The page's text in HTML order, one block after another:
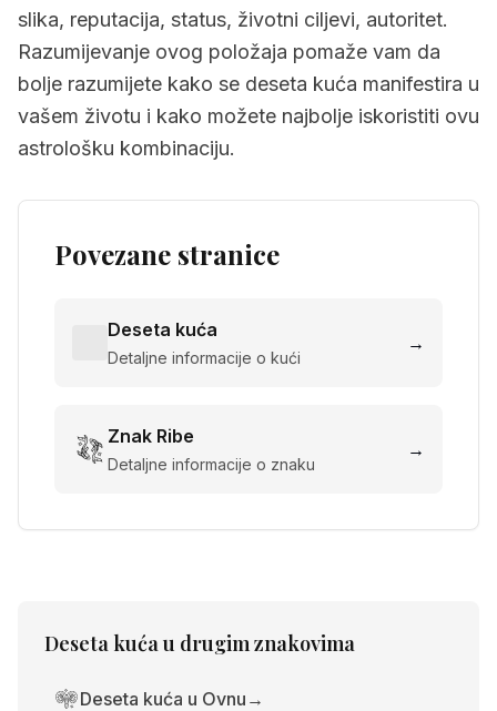
slika, reputacija, status, životni ciljevi, autoritet.
Razumijevanje ovog položaja pomaže vam da
bolje razumijete kako se deseta kuća manifestira u
vašem životu i kako možete najbolje iskoristiti ovu
astrološku kombinaciju.
Povezane stranice
Deseta kuća
Detaljne informacije o kući
→
Znak Ribe
Detaljne informacije o znaku
→
Deseta kućau drugim znakovima
Deseta kuća u Ovnu →